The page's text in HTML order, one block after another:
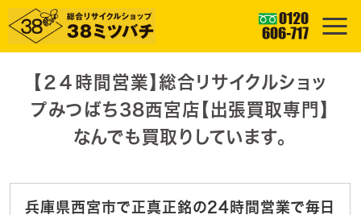
【２４時間営業】総合リサイクルショッ
プみつばち38西宮店【出張買取専門】
なんでも買取りしています。
兵庫県西宮市で正真正銘の24時間営業で毎日